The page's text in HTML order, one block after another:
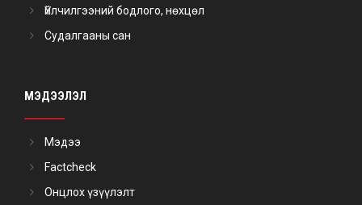
Үйлчилгээний бодлого, нөхцөл
Судалгааны сан
МЭДЭЭЛЭЛ
Мэдээ
Factcheck
Онцлох үзүүлэлт